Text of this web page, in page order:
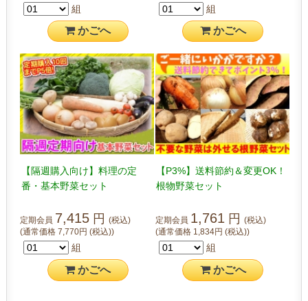
組
かごへ
組
かごへ
【隔週購入向け】料理の定
番・基本野菜セット
定期会員 7,415 円(税込)
(通常価格7,770円(税込))
組
かごへ
【P3%】送料節約＆変更OK！
根物野菜セット
定期会員 1,761 円 (税込)
(通常価格 1,834円 (税込))
組
かごへ